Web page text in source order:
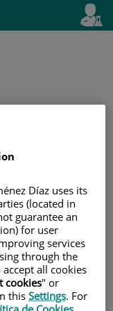
activo
es
Díaz uses its
(located in
guarantee an
for user
services
through the
all cookies
cookies" or
this Settings. For